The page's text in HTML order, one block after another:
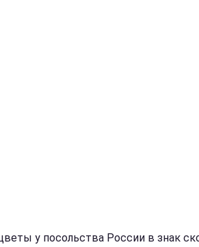
у посольства России в знак